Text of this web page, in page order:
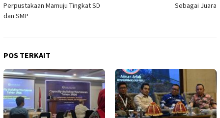
Perpustakaan Mamuju Tingkat SD
dan SMP
Sebagai Juara
POS TERKAIT